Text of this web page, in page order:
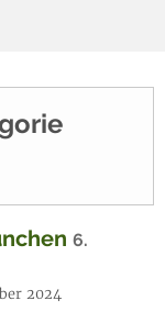
6.
2024